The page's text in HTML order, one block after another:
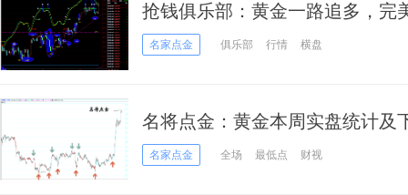
抢钱俱乐部：黄金一路追多，完
名家点金 俱乐部 行情 横盘
名将点金：黄金本周实盘统计及
名家点金 全场 最低点 财视